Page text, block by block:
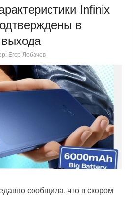
Infinix
в
Егор Лобачев
сообщила, что в скором